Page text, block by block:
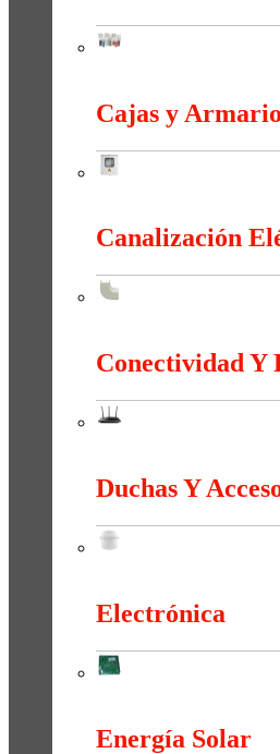
Cajas y
Canalización
Conectividad Y
Duchas Y
Electrónica
Energía Solar